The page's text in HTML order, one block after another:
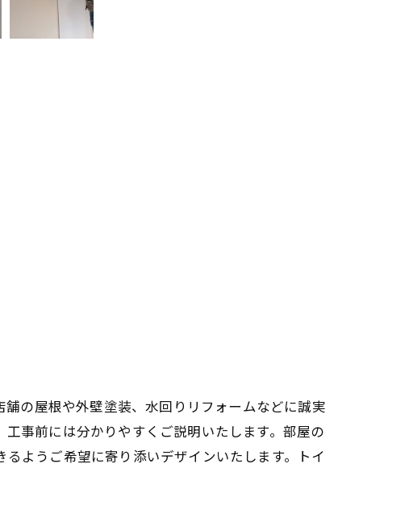
の屋根や外壁塗装、水回りリフォームなどに誠実
事前には分かりやすくご説明いたします。部屋の
ようご希望に寄り添いデザインいたします。トイ